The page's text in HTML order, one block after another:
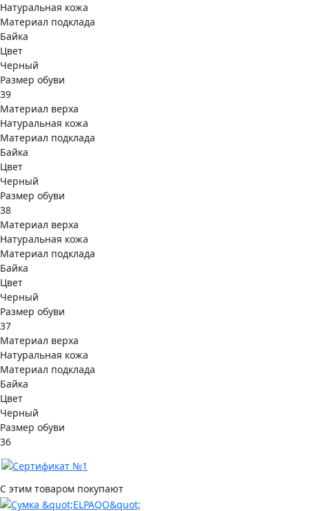
Натуральная кожа
Материал подклада
Байка
Цвет
Черный
Размер обуви
39
Материал верха
Натуральная кожа
Материал подклада
Байка
Цвет
Черный
Размер обуви
38
Материал верха
Натуральная кожа
Материал подклада
Байка
Цвет
Черный
Размер обуви
37
Материал верха
Натуральная кожа
Материал подклада
Байка
Цвет
Черный
Размер обуви
36
С этим товаром покупают